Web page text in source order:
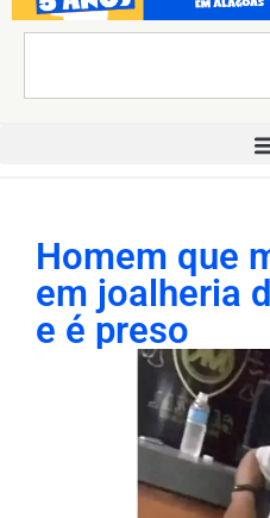
Homem que
em joalheria
e é preso